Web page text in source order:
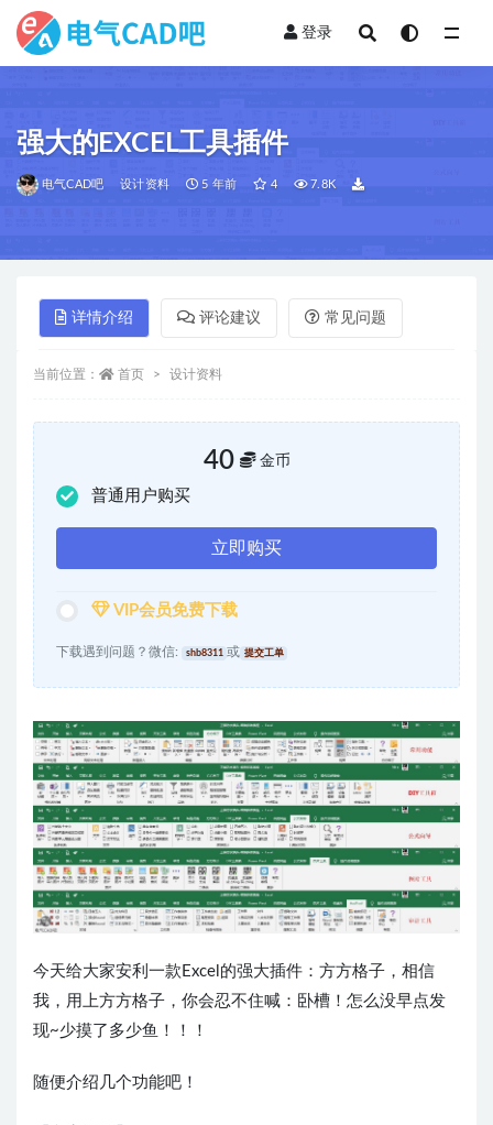
登录
强大的EXCEL工具插件
电气CAD吧 设计资料 5 年前 4 7.8K
详情介绍 评论建议 常见问题
当前位置： 首页 设计资料
40 金币
普通用户购买
立即购买
VIP会员免费下载
下载遇到问题？微信: shb8311 或 提交工单
今天给大家安利一款Excel的强大插件：方方格子，相信
我，用上方方格子，你会忍不住喊：卧槽！怎么没早点发
现~少摸了多少鱼！！！
随便介绍几个功能吧！